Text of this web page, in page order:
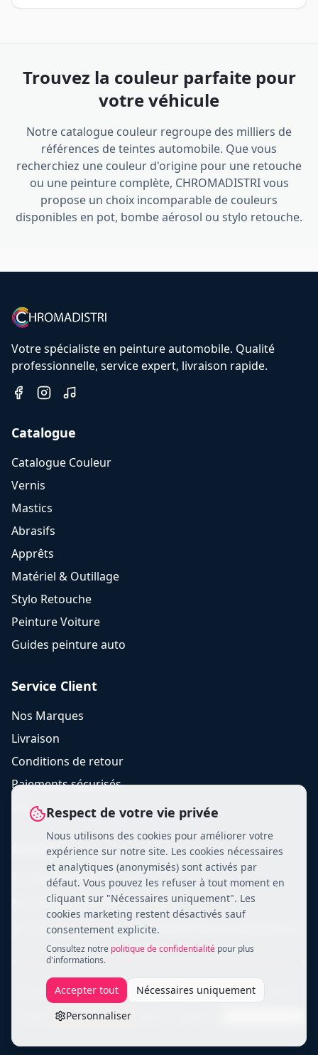
Trouvez la couleur parfaite pour
votre véhicule
Notre catalogue couleur regroupe des milliers de
références de teintes automobile. Que vous
recherchiez une couleur d'origine pour une retouche
ou une peinture complète, CHROMADISTRI vous
propose un choix incomparable de couleurs
disponibles en pot, bombe aérosol ou stylo retouche.
Votre spécialiste en peinture automobile. Qualité
professionnelle, service expert, livraison rapide.
Catalogue
Catalogue Couleur
Vernis
Mastics
Abrasifs
Apprêts
Matériel & Outillage
Stylo Retouche
Peinture Voiture
Guides peinture auto
Service Client
Nos Marques
Livraison
Conditions de retour
Paiements sécurisés
FAQ
Contact
09 88 45 40 15
contact@chromadistri.com
2 AVENUE MARCEL CERDAN 95190 GOUSSAINVILLE
© 2026 CHROMADISTRI. Tous droits réservés. Vi et honore.
Confidentialité
CGV Mentions Légales
Respect de votre vie privée
Nous utilisons des cookies pour améliorer votre
expérience sur notre site. Les cookies nécessaires
et analytiques (anonymisés) sont activés par
défaut. Vous pouvez les refuser à tout moment en
cliquant sur "Nécessaires uniquement". Les
cookies marketing restent désactivés sauf
consentement explicite.
Consultez notre politique de confidentialité pour plus
d'informations.
Accepter tout
Nécessaires uniquement
Personnaliser